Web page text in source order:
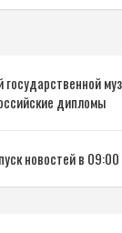
дипломы
новостей в